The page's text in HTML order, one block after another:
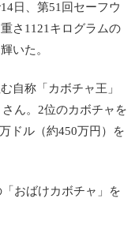
日、第51回セーフウ
さ1121キログラムの
いた。
自称「カボチャ王」
ん。2位のカボチャを
ドル（約450万円）を
おばけカボチャ」を